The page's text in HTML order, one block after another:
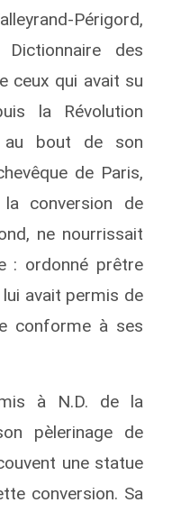
Périgord,
des
ceux qui avait su
la Révolution
bout de son
de Paris,
conversion de
ne nourrissait
: ordonné prêtre
avait permis de
conforme à ses
à N.D. de la
pèlerinage de
une statue
conversion. Sa